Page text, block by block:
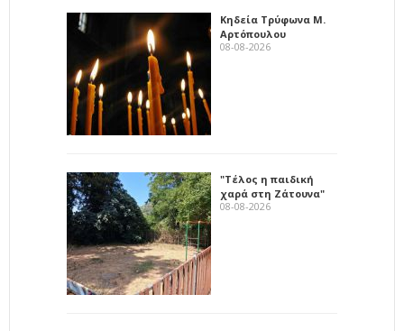
Κηδεία Τρύφωνα Μ.
Αρτόπουλου
08-08-2026
"Τέλος η παιδική
χαρά στη Ζάτουνα"
08-08-2026